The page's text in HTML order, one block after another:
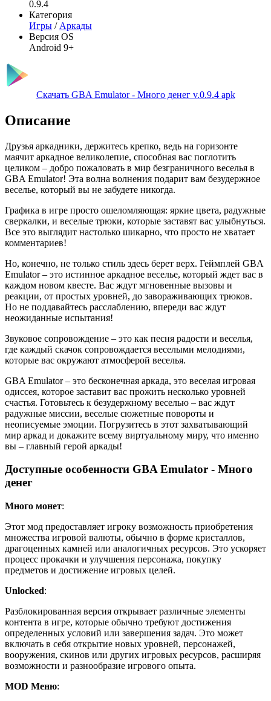
0.9.4
Категория
Игры / Аркады
Версия OS
Android 9+
Скачать GBA Emulator - Много денег v.0.9.4 apk
Описание
Друзья аркадники, держитесь крепко, ведь на горизонте
маячит аркадное великолепие, способная вас поглотить
целиком – добро пожаловать в мир безграничного веселья в
GBA Emulator! Эта волна волнения подарит вам безудержное
веселье, который вы не забудете никогда.
Графика в игре просто ошеломляющая: яркие цвета, радужные
сверкалки, и веселые трюки, которые заставят вас улыбнуться.
Все это выглядит настолько шикарно, что просто не хватает
комментариев!
Но, конечно, не только стиль здесь берет верх. Геймплей GBA
Emulator – это истинное аркадное веселье, который ждет вас в
каждом новом квесте. Вас ждут мгновенные вызовы и
реакции, от простых уровней, до завораживающих трюков.
Но не поддавайтесь расслаблению, впереди вас ждут
неожиданные испытания!
Звуковое сопровождение – это как песня радости и веселья,
где каждый скачок сопровождается веселыми мелодиями,
которые вас окружают атмосферой веселья.
GBA Emulator – это бесконечная аркада, это веселая игровая
одиссея, которое заставит вас прожить несколько уровней
счастья. Готовьтесь к безудержному веселью – вас ждут
радужные миссии, веселые сюжетные повороты и
неописуемые эмоции. Погрузитесь в этот захватывающий
мир аркад и докажите всему виртуальному миру, что именно
вы – главный герой аркады!
Доступные особенности GBA Emulator - Много
денег
Много монет:
Этот мод предоставляет игроку возможность приобретения
множества игровой валюты, обычно в форме кристаллов,
драгоценных камней или аналогичных ресурсов. Это ускоряет
процесс прокачки и улучшения персонажа, покупку
предметов и достижение игровых целей.
Unlocked:
Разблокированная версия открывает различные элементы
контента в игре, которые обычно требуют достижения
определенных условий или завершения задач. Это может
включать в себя открытие новых уровней, персонажей,
вооружения, скинов или других игровых ресурсов, расширяя
возможности и разнообразие игрового опыта.
MOD Меню: